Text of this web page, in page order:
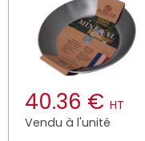
40.36 € HT
Vendu à l'unité